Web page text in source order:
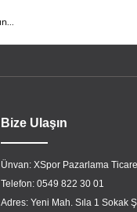
Bize Ulaşın
Ünvan: XSpor Pazarlama
Telefon: 0549 822 30 01
Adres: Yeni Mah. Sıla 1 Sokak